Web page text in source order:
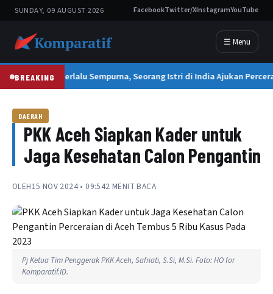
SUNDAY, 09 AUGUST 2026 FacebookTwitter/XInstagramYouTube
☰ Menu
BREAKING
Suami Terlalu Sempurna, Seorang Istri di India Ajukan
DAERAH
PKK Aceh Siapkan Kader untuk
Jaga Kesehatan Calon Pengantin
OLEH15 NOV 2024 • 09:542 MENIT BACA
Pj Ketua Tim Penggerak PKK Aceh, Safriati, S.Si, M.Si. Foto: HO for
Komparatif.ID.